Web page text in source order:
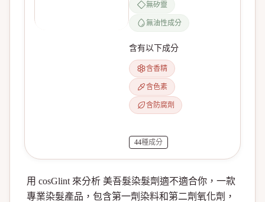
無矽靈
無油性成分
含有以下成分
含香精
含色素
含防腐劑
44種成分
用 cosGlint 來分析 美吾髮染髮劑適不適合你，一款
專業染髮產品，包含第一劑染料和第二劑氧化劑，